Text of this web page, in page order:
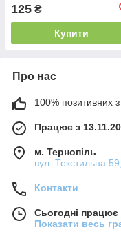
125 ₴
Купити
Про нас
100% позитивних з
Працює з
м. Тернопіль
вул. Текстильна
Контакти
Сьогодні працює
Показати весь